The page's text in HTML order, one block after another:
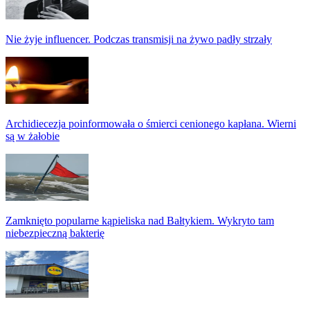
Nie żyje influencer. Podczas transmisji na żywo padły strzały
Archidiecezja poinformowała o śmierci cenionego kapłana. Wierni
są w żałobie
Zamknięto popularne kąpieliska nad Bałtykiem. Wykryto tam
niebezpieczną bakterię